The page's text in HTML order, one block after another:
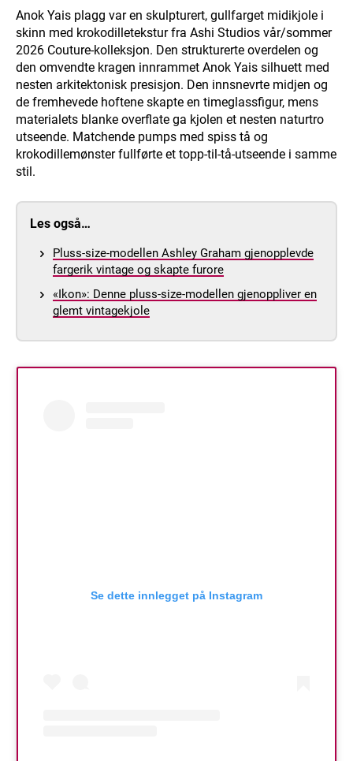
Anok Yais plagg var en skulpturert, gullfarget midikjole i
skinn med krokodilletekstur fra Ashi Studios vår/sommer
2026 Couture-kolleksjon. Den strukturerte overdelen og
den omvendte kragen innrammet Anok Yais silhuett med
nesten arkitektonisk presisjon. Den innsnevrte midjen og
de fremhevede hoftene skapte en timeglassfigur, mens
materialets blanke overflate ga kjolen et nesten naturtro
utseende. Matchende pumps med spiss tå og
krokodillemønster fullførte et topp-til-tå-utseende i samme
stil.
Les også…
Pluss-size-modellen Ashley Graham gjenopplevde
fargerik vintage og skapte furore
«Ikon»: Denne pluss-size-modellen gjenoppliver en
glemt vintagekjole
Se dette innlegget på Instagram